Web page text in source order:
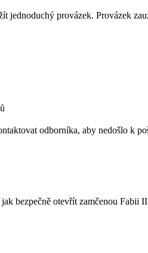
jednoduchý provázek. Provázek
odborníka, aby nedošlo k
bezpečně otevřít zamčenou Fabii